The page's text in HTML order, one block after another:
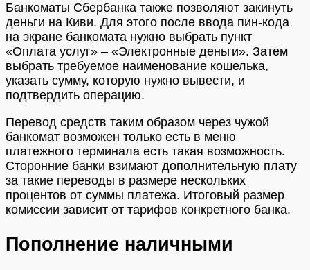
Банкоматы Сбербанка также позволяют закинуть
деньги на Киви. Для этого после ввода пин-кода
на экране банкомата нужно выбрать пункт
«Оплата услуг» – «Электронные деньги». Затем
выбрать требуемое наименование кошелька,
указать сумму, которую нужно вывести, и
подтвердить операцию.
Перевод средств таким образом через чужой
банкомат возможен только есть в меню
платежного терминала есть такая возможность.
Сторонние банки взимают дополнительную плату
за такие переводы в размере нескольких
процентов от суммы платежа. Итоговый размер
комиссии зависит от тарифов конкретного банка.
Пополнение наличными